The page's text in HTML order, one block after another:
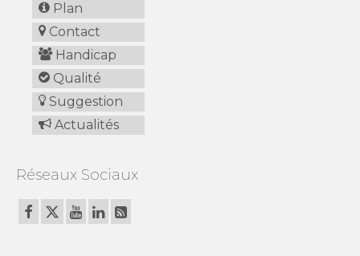
Plan
Contact
Handicap
Qualité
Suggestion
Actualités
Réseaux Sociaux